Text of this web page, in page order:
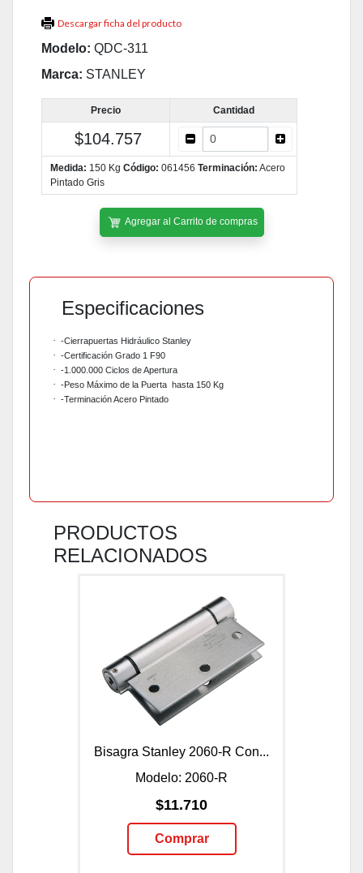
Descargar ficha del producto
Modelo: QDC-311
Marca: STANLEY
Precio Cantidad
$104.757
Medida: 150 Kg Código: 061456 Terminación: Acero
Pintado Gris
Agregar al Carrito de compras
Especificaciones
· -Cierrapuertas Hidráulico Stanley
· -Certificación Grado 1 F90
· -1.000.000 Ciclos de Apertura
· -Peso Máximo de la Puerta hasta 150 Kg
· -Terminación Acero Pintado
PRODUCTOS
RELACIONADOS
Bisagra Stanley 2060-R Con...
Modelo: 2060-R
$11.710
Comprar